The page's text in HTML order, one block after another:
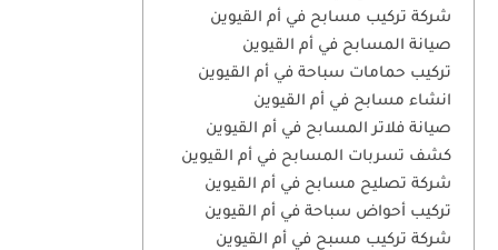
شركة تركيب مسابح في أم القيوين
صيانة المسابح في أم القيوين
تركيب حمامات سباحة في أم القيوين
انشاء مسابح في أم القيوين
صيانة فلاتر المسابح في أم القيوين
كشف تسربات المسابح في أم القيوين
شركة تصليح مسابح في أم القيوين
تركيب أحواض سباحة في أم القيوين
شركة تركيب مسبح في أم القيوين